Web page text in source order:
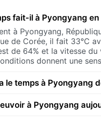
fait-il à Pyongyang en
à Pyongyang,
de Corée, il fait 33°C
de 64% et la vitesse du
donnent une
le temps à Pyongyang
à Pyongyang